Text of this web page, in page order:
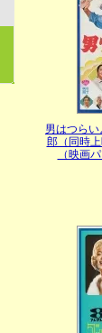
男はつら
郎（同時上
（映画